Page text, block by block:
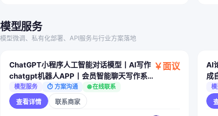
模型服务
模型微调、私有化部署、API服务与行业方案落地
ChatGPT小程序人工智能对话模型丨AI写作
chatgpt机器人APP丨会员智能聊天写作系
统源码
￥面议
模型服务 ⏱ 方案沟通 🌐 在线联系
查看详情 联系商家
AI
成
置